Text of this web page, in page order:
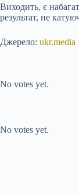
Виходить, є
результат, не
Джерело: ukr.media
No votes yet.
No votes yet.